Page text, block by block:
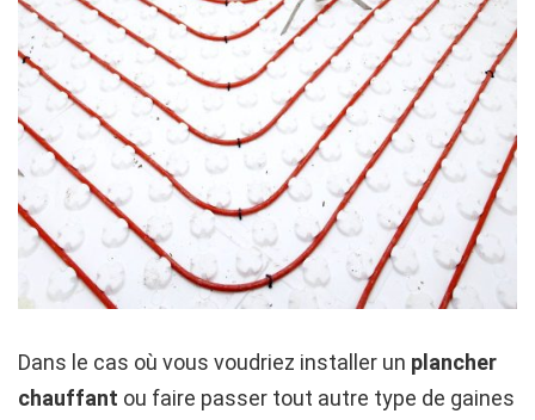
Dans le cas où vous voudriez installer un plancher
chauffant ou faire passer tout autre type de gaines